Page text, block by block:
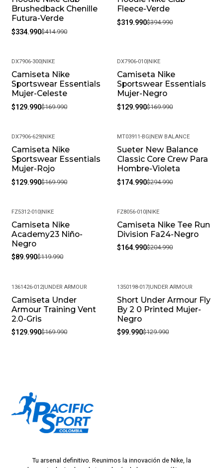
Brushedback Chenille
Futura-Verde
$334.990$414.990
Fleece-Verde
$319.990$394.990
-24%
DX7906-300| NIKE
Camiseta Nike
Sportswear Essentials
Mujer-Celeste
$129.990$169.990
-24%
DX7906-010 NIKE
Camiseta Nike
Sportswear Essentials
Mujer-Negro
$129.990$169.990
-24%
DX7906-629| NIKE
Camiseta Nike
Sportswear Essentials
Mujer-Rojo
$129.990$169.990
-41%
MT03911-BG NEW BALANCE
Sueter New Balance
Classic Core Crew Para
Hombre-Violeta
$174.990$294.990
-25%
FZ5312-010| NIKE
Camiseta Nike
Academy23 Niño-
Negro
$89.990$119.990
-20%
FZ8056-010 NIKE
Camiseta Nike Tee Run
Division Fa24-Negro
$164.990$204.990
-24%
1361426-012| UNDER ARMOUR
Camiseta Under
Armour Training Vent
2.0-Gris
$129.990$169.990
-23%
1350198-017 UNDER ARMOUR
Short Under Armour Fly
By 2 0 Printed Mujer-
Negro
$99.990$129.990
Tu arsenal definitivo. Reunimos la innovación de Nike, la